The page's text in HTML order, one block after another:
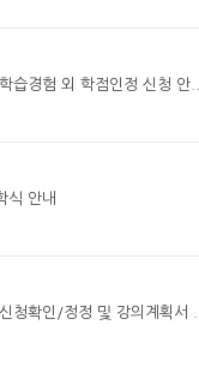
습경험 외 학점인정 신청 안..
식 안내
청확인/정정 및 강의계획서 ..